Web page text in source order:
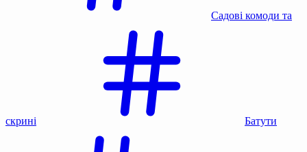
Садові комоди та
скрині Батути